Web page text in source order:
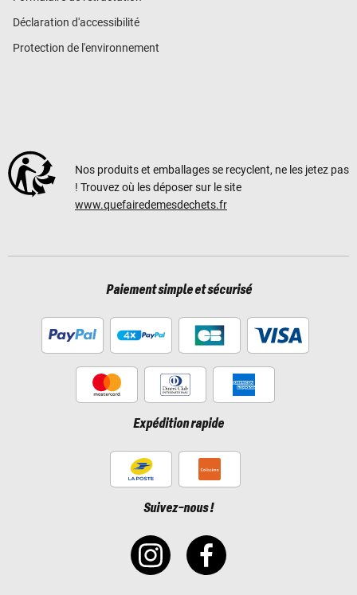
Déclaration d'accessibilité
Protection de l'environnement
Nos produits et emballages se recyclent, ne les jetez pas
! Trouvez où les déposer sur le site
www.quefairedemesdechets.fr
Paiement simple et sécurisé
Expédition rapide
Suivez-nous !